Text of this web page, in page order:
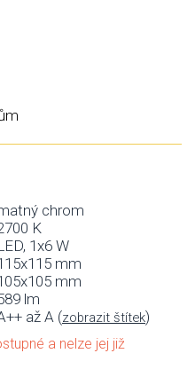
chrom
K
1x6 W
mm
mm
lm
až A (zobrazit štítek)
a nelze jej již